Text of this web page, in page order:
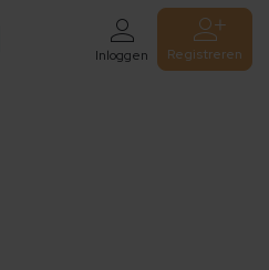
Inloggen Registreren